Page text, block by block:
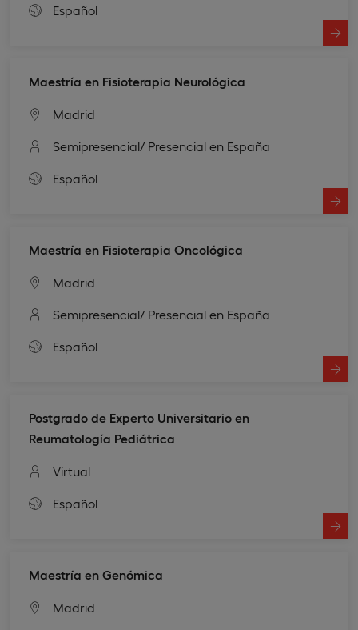
Español
Maestría en Fisioterapia Neurológica
Madrid
Semipresencial/ Presencial en España
Español
Maestría en Fisioterapia Oncológica
Madrid
Semipresencial/ Presencial en España
Español
Postgrado de Experto Universitario en
Reumatología Pediátrica
Virtual
Español
Maestría en Genómica
Madrid